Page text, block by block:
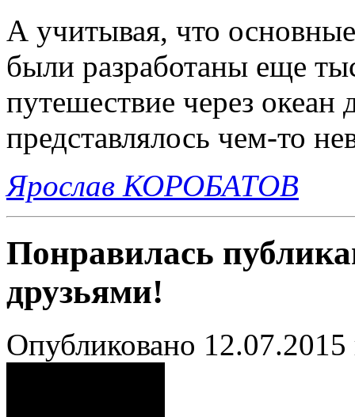
А учитывая, что
были разработаны еще
путешествие через океан
представлялось чем-то
Ярослав КОРОБАТОВ
Понравилась
друзьями!
Опубликовано